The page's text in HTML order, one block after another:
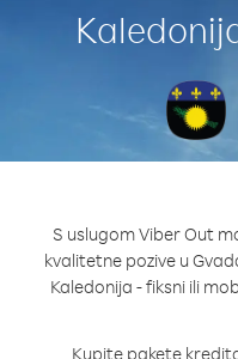
S uslugom Viber Out
kvalitetne pozive u
Kaledonija - fiksni ili
Kupite pakete